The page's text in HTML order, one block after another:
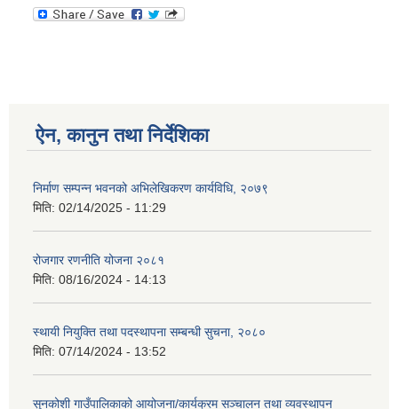
ऐन, कानुन तथा निर्देशिका
निर्माण सम्पन्न भवनको अभिलेखिकरण कार्यविधि, २०७९
मिति: 02/14/2025 - 11:29
रोजगार रणनीति योजना २०८१
मिति: 08/16/2024 - 14:13
स्थायी नियुक्ति तथा पदस्थापना सम्बन्धी सुचना, २०८०
मिति: 07/14/2024 - 13:52
सुनकोशी गाउँपालिकाको आयोजना/कार्यक्रम सञ्चालन तथा व्यवस्थापन